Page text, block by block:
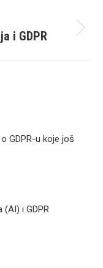
i GDPR
GDPR-u koje još
(AI) i GDPR